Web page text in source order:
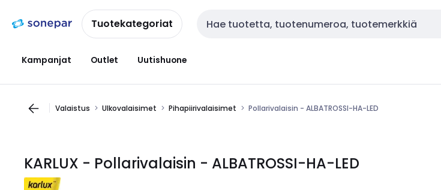
navigointiinsisältöönTuotekategoriat Haku
Kampanjat Outlet Uutishuone
Valaistus Ulkovalaisimet Pihapiirivalaisimet Pollarivalaisin - ALBATROSSI-HA-LED
KARLUX - Pollarivalaisin - ALBATROSSI-HA-LED